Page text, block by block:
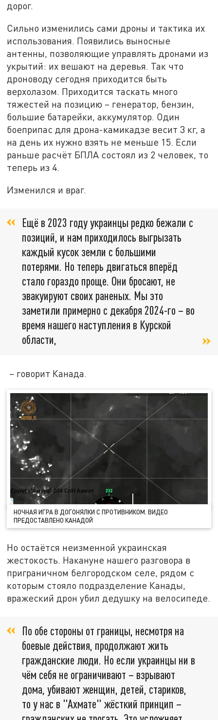
дорог.
Сильно изменились сами дроны и тактика их
использования. Появились выносные
антенны, позволяющие управлять дронами из
укрытий: их вешают на деревья. Так что
дроноводу сегодня приходится быть
верхолазом. Приходится таскать много
тяжестей на позицию – генератор, бензин,
большие батарейки, аккумулятор. Один
боеприпас для дрона-камикадзе весит 3 кг, а
на день их нужно взять не меньше 15. Если
раньше расчёт БПЛА состоял из 2 человек, то
теперь из 4.
Изменился и враг.
Ещё в 2023 году украинцы редко бежали с
позиций, и нам приходилось выгрызать
каждый кусок земли с большими
потерями. Но теперь двигаться вперёд
стало гораздо проще. Они бросают, не
эвакуируют своих раненых. Мы это
заметили примерно с декабря 2024-го – во
время нашего наступления в Курской
области,
– говорит Канада.
НОЧНАЯ ИГРА В ДОГОНЯЛКИ С ПРОТИВНИКОМ. ВИДЕО
ПРЕДОСТАВЛЕНО КАНАДОЙ
Но остаётся неизменной украинская
жестокость. Накануне нашего разговора в
приграничном белгородском селе, рядом с
которым стояло подразделение Канады,
вражеский дрон убил дедушку на велосипеде.
По обе стороны от границы, несмотря на
боевые действия, продолжают жить
гражданские люди. Но если украинцы ни в
чём себя не ограничивают – взрывают
дома, убивают женщин, детей, стариков,
то у нас в "Ахмате" жёсткий принцип –